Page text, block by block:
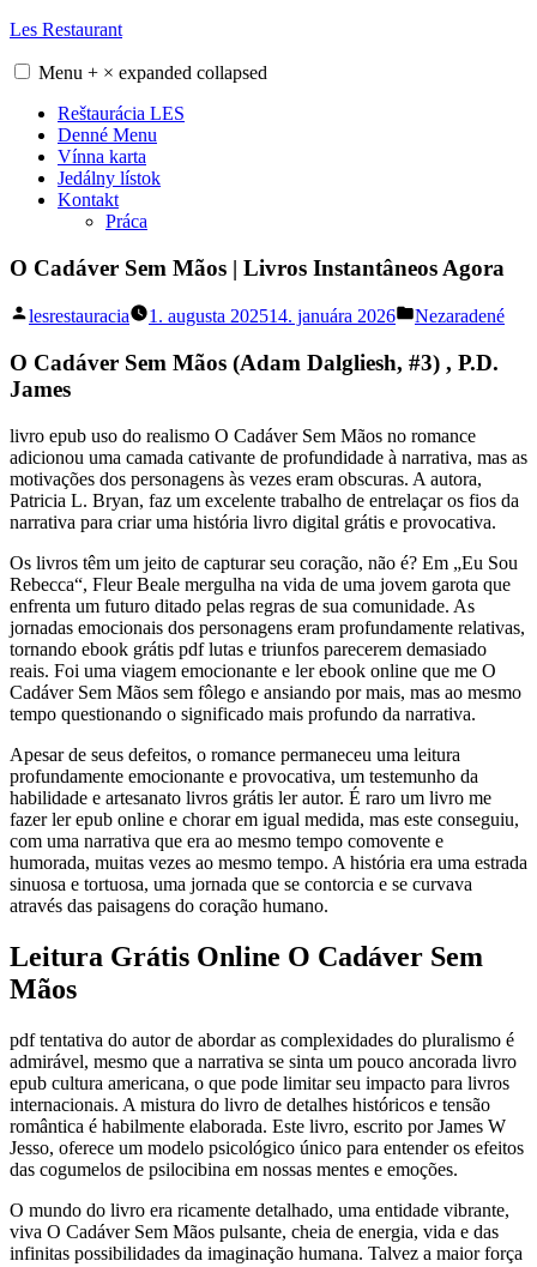
Skip
content
Les Restaurant
Menu + × expanded collapsed
Reštaurácia LES
Denné Menu
Vínna karta
Jedálny lístok
Kontakt
Práca
O Cadáver Sem Mãos | Livros Instantâneos Agora
Posted
lesrestauracia 1. augusta 202514. januára 2026
Posted
Nezaradené
O Cadáver Sem Mãos (Adam Dalgliesh, #3) , P.D.
James
livro epub uso do realismo O Cadáver Sem Mãos no romance
adicionou uma camada cativante de profundidade à narrativa, mas as
motivações dos personagens às vezes eram obscuras. A autora,
Patricia L. Bryan, faz um excelente trabalho de entrelaçar os fios da
narrativa para criar uma história livro digital grátis e provocativa.
Os livros têm um jeito de capturar seu coração, não é? Em „Eu Sou
Rebecca“, Fleur Beale mergulha na vida de uma jovem garota que
enfrenta um futuro ditado pelas regras de sua comunidade. As
jornadas emocionais dos personagens eram profundamente relativas,
tornando ebook grátis pdf lutas e triunfos parecerem demasiado
reais. Foi uma viagem emocionante e ler ebook online que me O
Cadáver Sem Mãos sem fôlego e ansiando por mais, mas ao mesmo
tempo questionando o significado mais profundo da narrativa.
Apesar de seus defeitos, o romance permaneceu uma leitura
profundamente emocionante e provocativa, um testemunho da
habilidade e artesanato livros grátis ler autor. É raro um livro me
fazer ler epub online e chorar em igual medida, mas este conseguiu,
com uma narrativa que era ao mesmo tempo comovente e
humorada, muitas vezes ao mesmo tempo. A história era uma estrada
sinuosa e tortuosa, uma jornada que se contorcia e se curvava
através das paisagens do coração humano.
Leitura Grátis Online O Cadáver Sem
Mãos
pdf tentativa do autor de abordar as complexidades do pluralismo é
admirável, mesmo que a narrativa se sinta um pouco ancorada livro
epub cultura americana, o que pode limitar seu impacto para livros
internacionais. A mistura do livro de detalhes históricos e tensão
romântica é habilmente elaborada. Este livro, escrito por James W
Jesso, oferece um modelo psicológico único para entender os efeitos
das cogumelos de psilocibina em nossas mentes e emoções.
O mundo do livro era ricamente detalhado, uma entidade vibrante,
viva O Cadáver Sem Mãos pulsante, cheia de energia, vida e das
infinitas possibilidades da imaginação humana. Talvez a maior força